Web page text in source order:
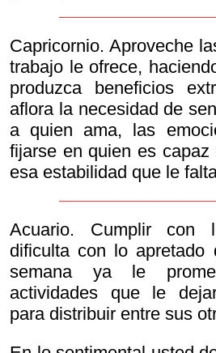
Capricornio. Aproveche
trabajo le ofrece,
produzca beneficios
aflora la necesidad de
a quien ama, las
fijarse en quien es capaz
esa estabilidad que le
Acuario. Cumplir con
dificulta con lo apretado
semana ya le
actividades que le
para distribuir entre sus